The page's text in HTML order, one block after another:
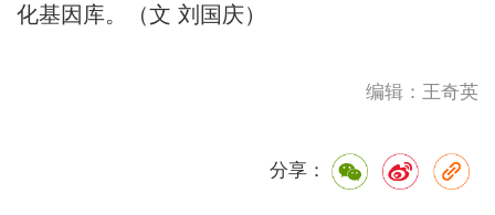
化基因库。（文 刘国庆）
编辑：王奇英
分享：